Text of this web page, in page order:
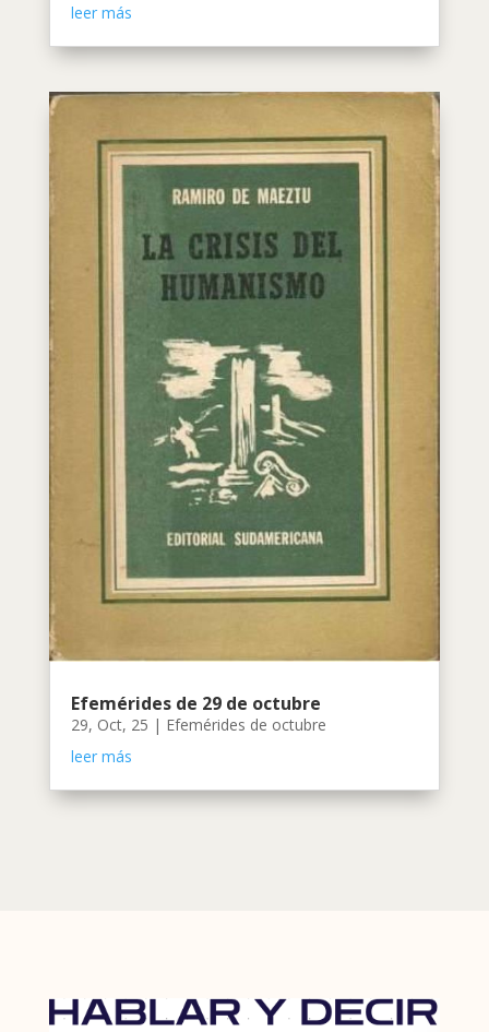
leer más
Efemérides de 29 de octubre
29, Oct, 25 | Efemérides de octubre
leer más